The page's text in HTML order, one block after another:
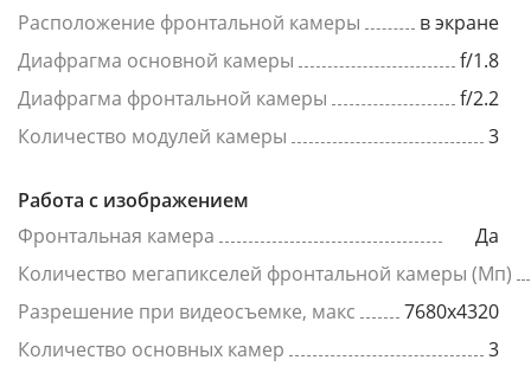
Расположение фронтальной камеры
в экране
Диафрагма основной камеры
f/1.8
Диафрагма фронтальной камеры
f/2.2
Количество модулей камеры
3
Работа с изображением
Фронтальная камера
Да
Количество мегапикселей фронтальной камеры (Мп)
Разрешение при видеосъемке, макс
7680x4320
Количество основных камер
3